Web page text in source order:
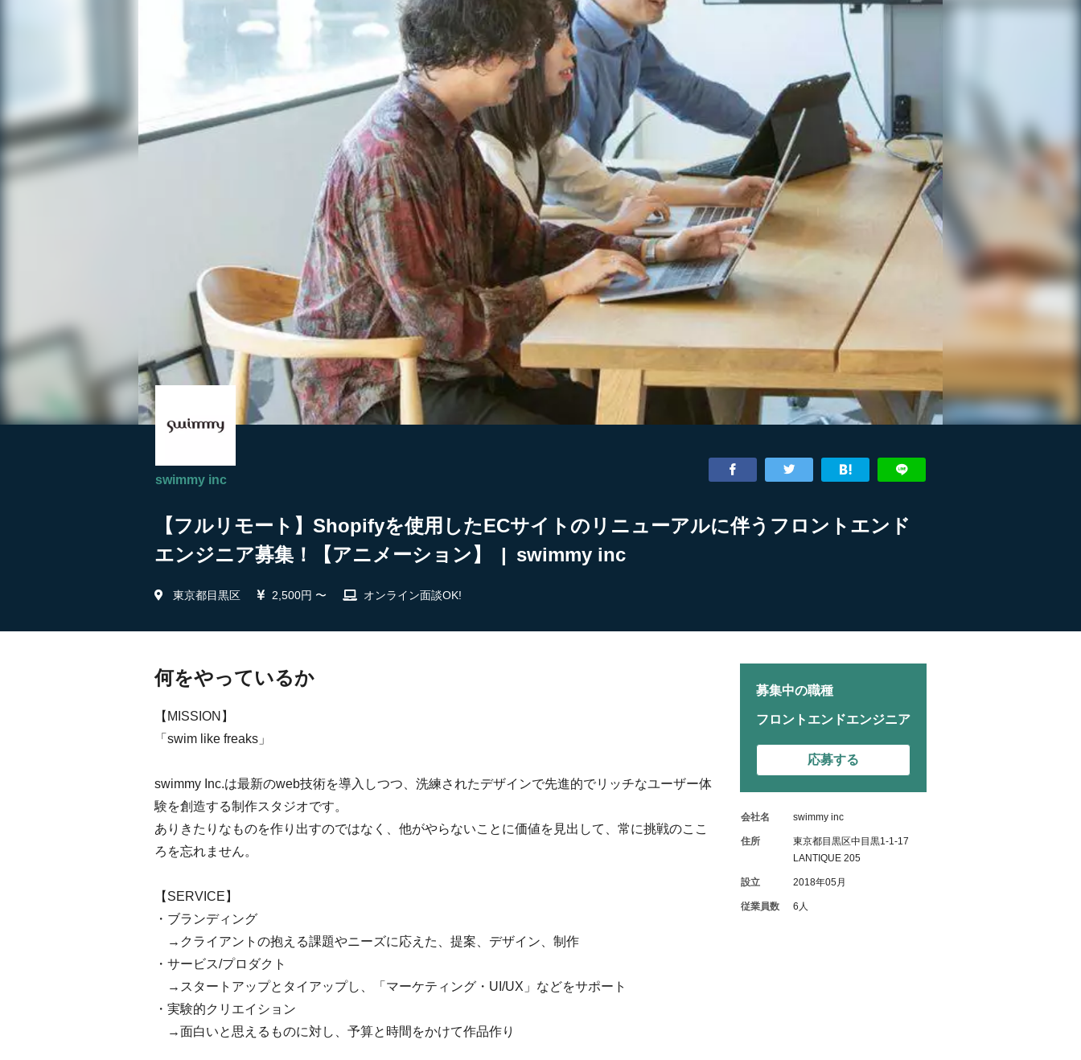
swimmy inc
【フルリモート】Shopifyを使用したECサイトのリニューアルに伴うフロントエンド
エンジニア募集！【アニメーション】 | swimmy inc
東京都目黒区 2,500円 〜 オンライン面談OK!
何をやっているか
【MISSION】
「swim like freaks」
swimmy Inc.は最新のweb技術を導入しつつ、洗練されたデザインで先進的でリッチなユーザー体
験を創造する制作スタジオです。
ありきたりなものを作り出すのではなく、他がやらないことに価値を見出して、常に挑戦のここ
ろを忘れません。
【SERVICE】
・ブランディング
→クライアントの抱える課題やニーズに応えた、提案、デザイン、制作
・サービス/プロダクト
→スタートアップとタイアップし、「マーケティング・UI/UX」などをサポート
・実験的クリエイション
→面白いと思えるものに対し、予算と時間をかけて作品作り
募集中の職種
フロントエンドエンジニア
応募する
会社名 swimmy inc
住所
東京都目黒区中目黒1-1-17
LANTIQUE 205
設立 2018年05月
従業員数 6人